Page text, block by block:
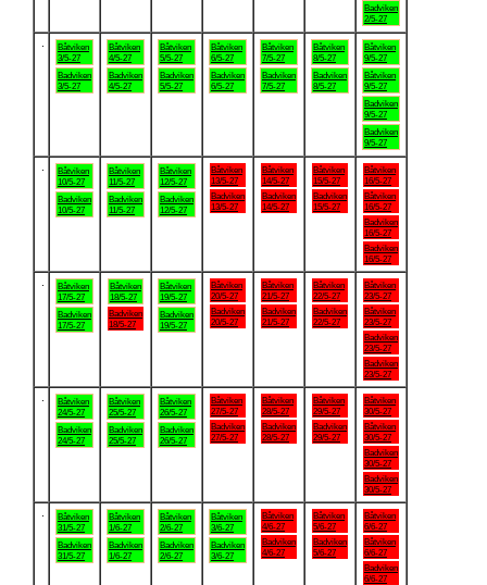
Badviken
2/5-27
Båtviken
3/5-27
Badviken
3/5-27
Båtviken
4/5-27
Badviken
4/5-27
Båtviken
5/5-27
Badviken
5/5-27
Båtviken
6/5-27
Badviken
6/5-27
Båtviken
7/5-27
Badviken
7/5-27
Båtviken
8/5-27
Badviken
8/5-27
Båtviken
9/5-27
Båtviken
9/5-27
Badviken
9/5-27
Badviken
9/5-27
Båtviken
10/5-27
Badviken
10/5-27
Båtviken
11/5-27
Badviken
11/5-27
Båtviken
12/5-27
Badviken
12/5-27
Båtviken
13/5-27
Badviken
13/5-27
Båtviken
14/5-27
Badviken
14/5-27
Båtviken
15/5-27
Badviken
15/5-27
Båtviken
16/5-27
Båtviken
16/5-27
Badviken
16/5-27
Badviken
16/5-27
Båtviken
17/5-27
Badviken
17/5-27
Båtviken
18/5-27
Badviken
18/5-27
Båtviken
19/5-27
Badviken
19/5-27
Båtviken
20/5-27
Badviken
20/5-27
Båtviken
21/5-27
Badviken
21/5-27
Båtviken
22/5-27
Badviken
22/5-27
Båtviken
23/5-27
Båtviken
23/5-27
Badviken
23/5-27
Badviken
23/5-27
Båtviken
24/5-27
Badviken
24/5-27
Båtviken
25/5-27
Badviken
25/5-27
Båtviken
26/5-27
Badviken
26/5-27
Båtviken
27/5-27
Badviken
27/5-27
Båtviken
28/5-27
Badviken
28/5-27
Båtviken
29/5-27
Badviken
29/5-27
Båtviken
30/5-27
Båtviken
30/5-27
Badviken
30/5-27
Badviken
30/5-27
Båtviken
31/5-27
Badviken
31/5-27
Båtviken
1/6-27
Badviken
1/6-27
Båtviken
2/6-27
Badviken
2/6-27
Båtviken
3/6-27
Badviken
3/6-27
Båtviken
4/6-27
Badviken
4/6-27
Båtviken
5/6-27
Badviken
5/6-27
Båtviken
6/6-27
Båtviken
6/6-27
Badviken
6/6-27